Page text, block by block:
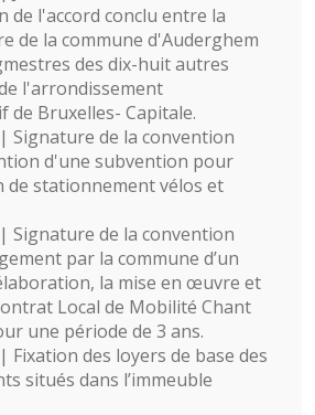
de l'accord conclu entre la
de la commune d'Auderghem
des dix-huit autres
l'arrondissement
de Bruxelles- Capitale.
| Signature de la convention
d'une subvention pour
de stationnement vélos et
| Signature de la convention
par la commune d’un
la mise en œuvre et
Local de Mobilité Chant
une période de 3 ans.
| Fixation des loyers de base des
situés dans l’immeuble